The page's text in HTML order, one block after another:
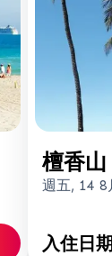
檀香山
週五, 14 8
入住日